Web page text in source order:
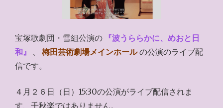
宝塚歌劇団・雪組公演の 『波うららかに、めおと日
和』
、 梅田芸術劇場メインホールの公演のライブ配
信です。
４月２６日（日）15:30の公演がライブ配信されま
す、千秋楽ではありません。